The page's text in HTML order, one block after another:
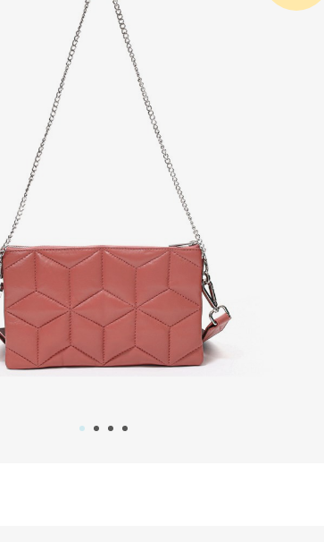
Läderbalsam som vårdar och skyddar.
Impregnerar mot bland annat vatten
och smuts
229 kr